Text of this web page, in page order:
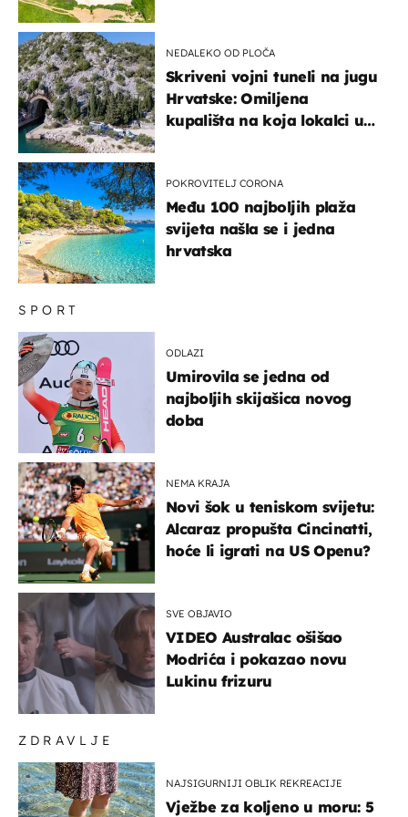
ZDRAVLJE
NAJSIGURNIJI OBLIK REKREACIJE
Vježbe za koljeno u moru: 5
SPORT
ODLAZI
Umirovila se jedna od
najboljih skijašica novog
doba
NEMA KRAJA
Novi šok u teniskom svijetu:
Alcaraz propušta Cincinatti,
hoće li igrati na US Openu?
SVE OBJAVIO
VIDEO Australac ošišao
Modrića i pokazao novu
Lukinu frizuru
NEDALEKO OD PLOČA
Skriveni vojni tuneli na jugu
Hrvatske: Omiljena
kupališta na koja lokalci u
POKROVITELJ CORONA
Među 100 najboljih plaža
svijeta našla se i jedna
hrvatska